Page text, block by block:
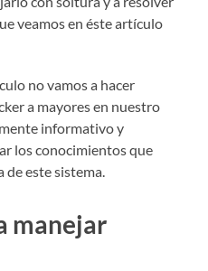
veamos en éste artículo
no vamos a hacer
a mayores en nuestro
informativo y
los conocimientos que
de este sistema.
manejar